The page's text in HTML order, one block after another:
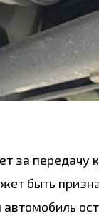
за
быть